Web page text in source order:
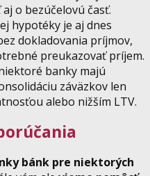
o bezúčelovú časť.
hypotéky je aj dnes
dokladovania príjmov,
preukazovať príjem.
banky majú
záväzkov len
alebo nižším LTV.
bánk pre niektorých